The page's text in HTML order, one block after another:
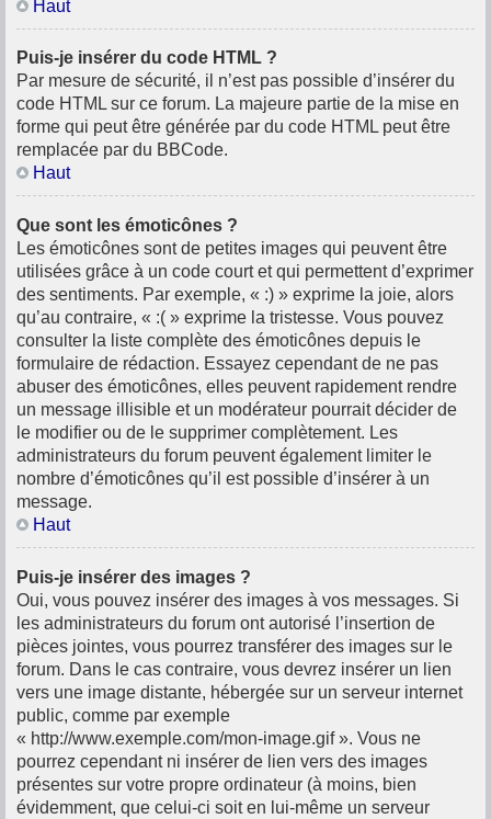
Haut
Puis-je insérer du code HTML ?
Par mesure de sécurité, il n’est pas possible d’insérer du
code HTML sur ce forum. La majeure partie de la mise en
forme qui peut être générée par du code HTML peut être
remplacée par du BBCode.
Haut
Que sont les émoticônes ?
Les émoticônes sont de petites images qui peuvent être
utilisées grâce à un code court et qui permettent d’exprimer
des sentiments. Par exemple, « :) » exprime la joie, alors
qu’au contraire, « :( » exprime la tristesse. Vous pouvez
consulter la liste complète des émoticônes depuis le
formulaire de rédaction. Essayez cependant de ne pas
abuser des émoticônes, elles peuvent rapidement rendre
un message illisible et un modérateur pourrait décider de
le modifier ou de le supprimer complètement. Les
administrateurs du forum peuvent également limiter le
nombre d’émoticônes qu’il est possible d’insérer à un
message.
Haut
Puis-je insérer des images ?
Oui, vous pouvez insérer des images à vos messages. Si
les administrateurs du forum ont autorisé l’insertion de
pièces jointes, vous pourrez transférer des images sur le
forum. Dans le cas contraire, vous devrez insérer un lien
vers une image distante, hébergée sur un serveur internet
public, comme par exemple
« http://www.exemple.com/mon-image.gif ». Vous ne
pourrez cependant ni insérer de lien vers des images
présentes sur votre propre ordinateur (à moins, bien
évidemment, que celui-ci soit en lui-même un serveur